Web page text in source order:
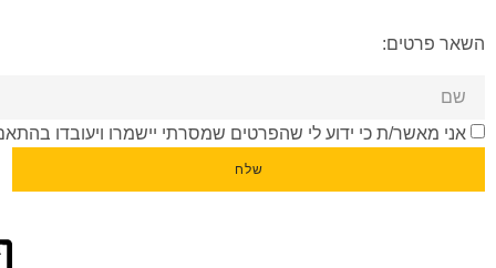
השאר פרטים:
אני מאשר/ת כי ידוע לי שהפרטים שמסרתי יישמרו ויעובדו בהתאם לחוק הגנת
שלח